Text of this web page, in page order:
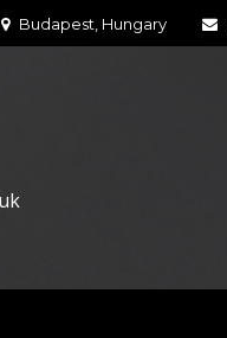
Budapest, Hungary